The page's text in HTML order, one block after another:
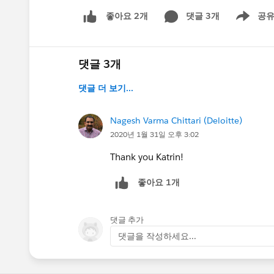
좋아요 2개 댓글 3개 공유
Show
댓글 3개
댓글 더 보기...
Nagesh Varma Chittari (Deloitte)
2020년 1월 31일 오후 3:02
Thank you Katrin!
좋아요 1개
댓글 추가
댓글을 작성하세요...